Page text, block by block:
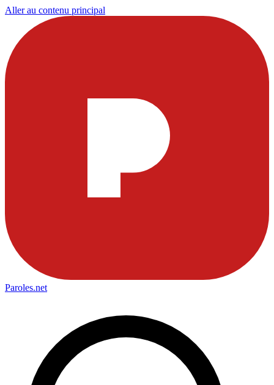
Aller au contenu principal
Paroles.net